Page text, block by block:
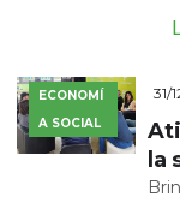
ECONOMÍ
A SOCIAL
31/
la